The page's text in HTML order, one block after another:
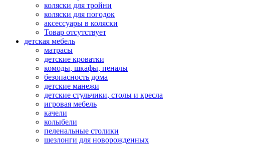
коляски для тройни
коляски для погодок
аксессуары в коляски
Товар отсутствует
детская мебель
матрасы
детские кроватки
комоды, шкафы, пеналы
безопасность дома
детские манежи
детские стульчики, столы и кресла
игровая мебель
качели
колыбели
пеленальные столики
шезлонги для новорожденных